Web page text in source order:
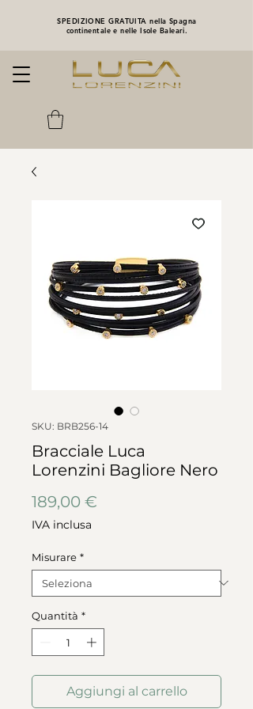
SPEDIZIONE GRATUITA nella Spagna
continentale e nelle Isole Baleari.
SKU: BRB256-14
Bracciale Luca
Lorenzini Bagliore Nero
189,00 €
IVA inclusa
Misurare *
Quantità *
Aggiungi al carrello